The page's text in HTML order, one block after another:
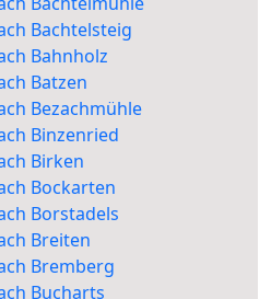
Bachtelsteig
Bahnholz
Batzen
Bezachmühle
Binzenried
Birken
Bockarten
Borstadels
Breiten
Bremberg
Bucharts